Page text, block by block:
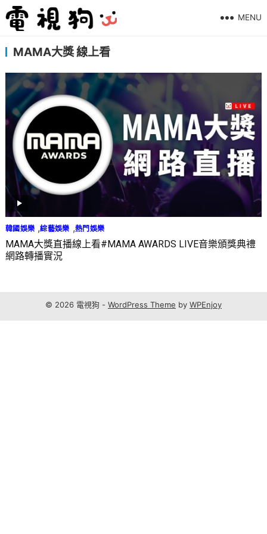
MENU
MAMA大獎 線上看
韓國娛樂 ,綜藝娛樂 ,熱門娛樂
MAMA大獎直播線上看#MAMA AWARDS LIVE音樂頒獎典禮
網路轉播實況
© 2026 電視狗 - WordPress Theme by WPEnjoy